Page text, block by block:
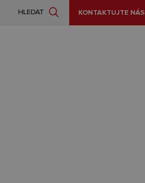
HLEDAT KONTAKTUJTE NÁS